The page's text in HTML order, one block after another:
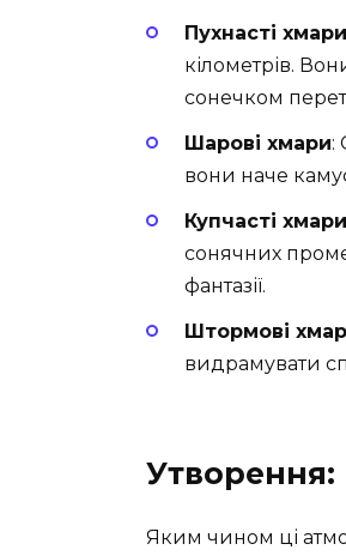
Пухнасті хмари
кілометрів.
сонечком
Шарові хмари:
вони наче
Купчасті хмари
сонячних
фантазії.
Штормові
видрамувати
Утворення:
Яким чином ці